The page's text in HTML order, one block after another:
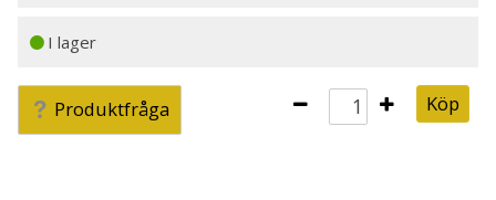
I lager
Produktfråga Köp